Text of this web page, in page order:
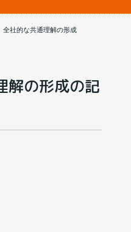
全社的な共通理解の形成
解の形成の記